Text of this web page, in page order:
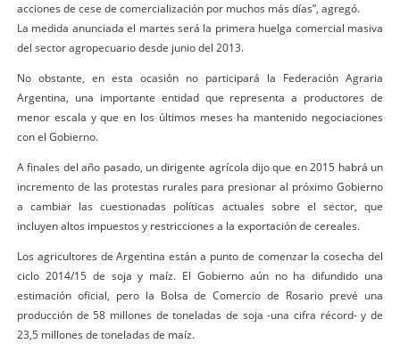
acciones de cese de comercialización por muchos más días”, agregó.
La medida anunciada el martes será la primera huelga comercial masiva
del sector agropecuario desde junio del 2013.
No obstante, en esta ocasión no participará la Federación Agraria
Argentina, una importante entidad que representa a productores de
menor escala y que en los últimos meses ha mantenido negociaciones
con el Gobierno.
A finales del año pasado, un dirigente agrícola dijo que en 2015 habrá un
incremento de las protestas rurales para presionar al próximo Gobierno
a cambiar las cuestionadas políticas actuales sobre el sector, que
incluyen altos impuestos y restricciones a la exportación de cereales.
Los agricultores de Argentina están a punto de comenzar la cosecha del
ciclo 2014/15 de soja y maíz. El Gobierno aún no ha difundido una
estimación oficial, pero la Bolsa de Comercio de Rosario prevé una
producción de 58 millones de toneladas de soja -una cifra récord- y de
23,5 millones de toneladas de maíz.